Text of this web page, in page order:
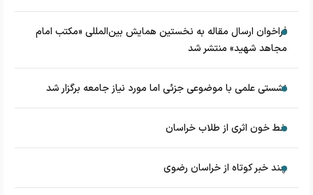
فراخوان ارسال مقاله به نخستین همایش بین‌المللی «مکتب امام
مجاهد شهید» منتشر شد
نشستی علمی با موضوعی جزئی اما مورد نیاز جامعه برگزار شد
خط خون اثری از طلاب خراسان
چند خبر کوتاه از خراسان رضوی